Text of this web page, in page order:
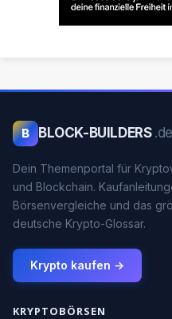
B BLOCK-BUILDERS .de
Dein Themenportal für
und Blockchain.
Börsenvergleiche und das
deutsche Krypto-Glossar.
Krypto kaufen →
KRYPTOBÖRSEN